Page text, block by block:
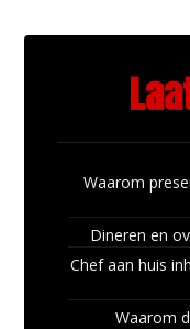
Waarom
Dineren en
Chef aan huis
Waarom